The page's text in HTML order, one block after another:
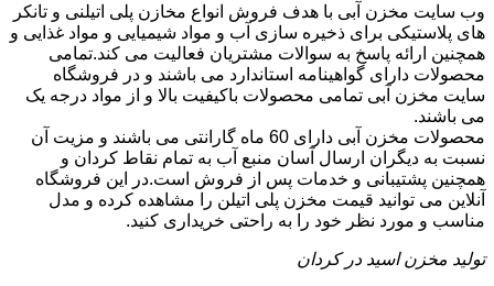
وب سایت مخزن آبی با هدف فروش انواع مخازن پلی اتیلنی و تانکر
های پلاستیکی برای ذخیره سازی آب و مواد شیمیایی و مواد غذایی و
همچنین ارائه پاسخ به سوالات مشتریان فعالیت می کند.تمامی
محصولات دارای گواهینامه استاندارد می باشند و در فروشگاه
سایت مخزن آبی تمامی محصولات باکیفیت بالا و از مواد درجه یک
می باشند.
محصولات مخزن آبی دارای 60 ماه گارانتی می باشند و مزیت آن
نسبت به دیگران ارسال آسان منبع آب به تمام نقاط کردان و
همچنین پشتیبانی و خدمات پس از فروش است.در این فروشگاه
آنلاین می توانید قیمت مخزن پلی اتیلن را مشاهده کرده و مدل
مناسب و مورد نظر خود را به راحتی خریداری کنید.
تولید مخزن اسید در کردان